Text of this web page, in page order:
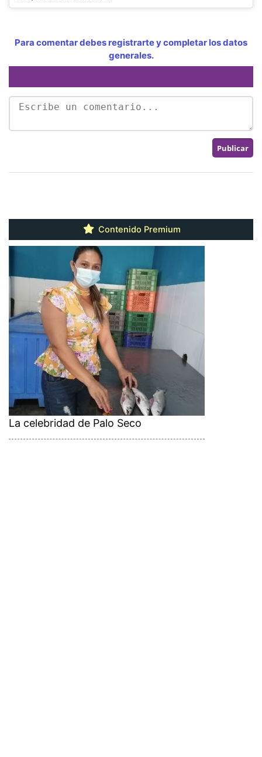
Para comentar debes registrarte y completar los datos
generales.
Contenido Premium
La celebridad de Palo Seco